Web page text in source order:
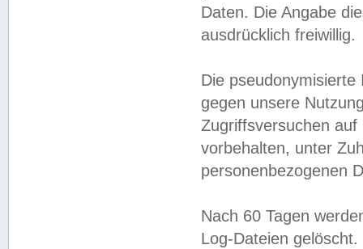
Daten. Die Angabe
ausdrücklich freiwillig.
Die
gegen unsere
Zugriffsversuchen
vorbehalten, unter
personenbezogenen
Nach 60 Tagen
Log-Dateien